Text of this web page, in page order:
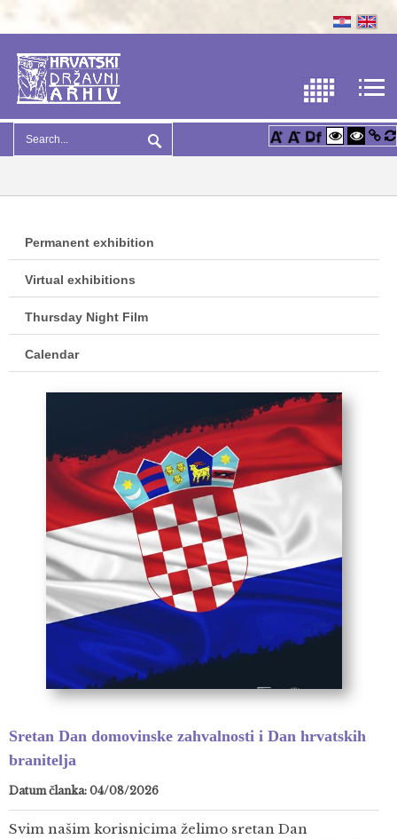
Permanent exhibition
Virtual exhibitions
Thursday Night Film
Calendar
Sretan Dan domovinske zahvalnosti i Dan hrvatskih
branitelja
Datum članka: 04/08/2026
Svim našim korisnicima želimo sretan Dan